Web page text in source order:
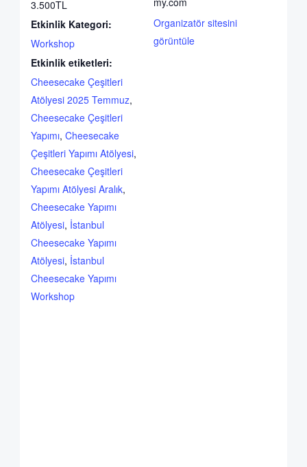
3.500TL
Etkinlik Kategori:
Workshop
Etkinlik etiketleri:
Cheesecake Çeşitleri
Atölyesi 2025 Temmuz,
Cheesecake Çeşitleri
Yapımı, Cheesecake
Çeşitleri Yapımı Atölyesi,
Cheesecake Çeşitleri
Yapımı Atölyesi Aralık,
Cheesecake Yapımı
Atölyesi, İstanbul
Cheesecake Yapımı
Atölyesi, İstanbul
Cheesecake Yapımı
Workshop
Organizatör sitesini
görüntüle